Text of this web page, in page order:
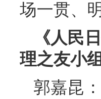
场一贯、
《人民
理之友小
郭嘉昆